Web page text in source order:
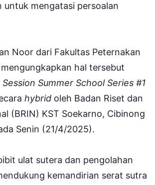
untuk mengatasi persoalan
Noor dari Fakultas Peternakan
hal tersebut
Summer School Series #1
hybrid oleh Badan Riset dan
(BRIN) KST Soekarno, Cibinong
Senin (21/4/2025).
ulat sutera dan pengolahan
kemandirian serat sutra